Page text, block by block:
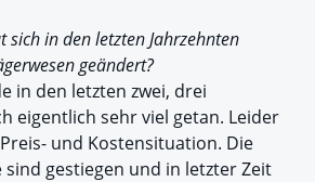
sich in den letzten Jahrzehnten
geändert?
in den letzten zwei, drei
eigentlich sehr viel getan. Leider
und Kostensituation. Die
gestiegen und in letzter Zeit